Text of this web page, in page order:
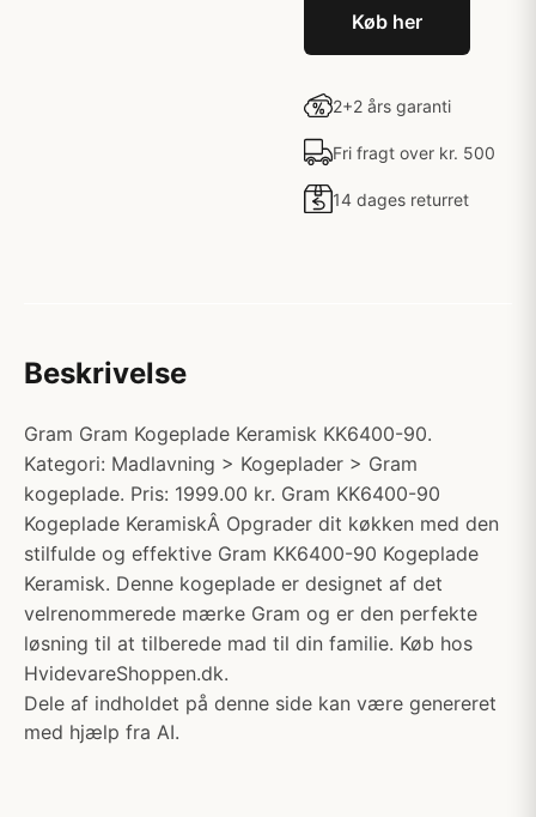
Køb her
2+2 års garanti
Fri fragt over kr. 500
14 dages returret
Beskrivelse
Gram Gram Kogeplade Keramisk KK6400-90.
Kategori: Madlavning > Kogeplader > Gram
kogeplade. Pris: 1999.00 kr. Gram KK6400-90
Kogeplade KeramiskÂ Opgrader dit køkken med den
stilfulde og effektive Gram KK6400-90 Kogeplade
Keramisk. Denne kogeplade er designet af det
velrenommerede mærke Gram og er den perfekte
løsning til at tilberede mad til din familie. Køb hos
HvidevareShoppen.dk.
Dele af indholdet på denne side kan være genereret
med hjælp fra AI.